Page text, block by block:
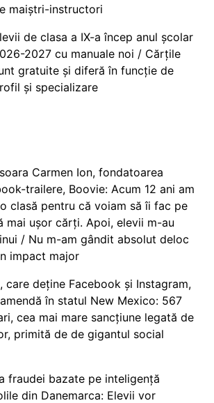
maiștri-instructori
de clasa a IX-a încep anul școlar
2027 cu manuale noi / Cărțile
gratuite și diferă în funcție de
și specializare
Carmen Ion, fondatoarea
trailere, Boovie: Acum 12 ani am
clasă pentru că voiam să îi fac pe
mai ușor cărți. Apoi, elevii m-au
/ Nu m-am gândit absolut deloc
impact major
care deține Facebook și Instagram,
în statul New Mexico: 567
cea mai mare sancțiune legată de
primită de de gigantul social
fraudei bazate pe inteligență
din Danemarca: Elevii vor